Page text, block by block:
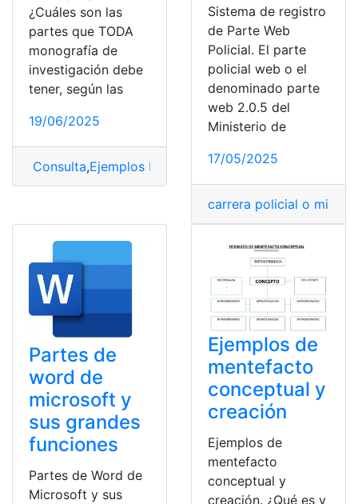
¿Cuáles son las
partes que TODA
monografía de
investigación debe
tener, según las
19/06/2025
Consulta,Ejemplos Monografías ,Monografías
Sistema de registro
de Parte Web
Policial. El parte
policial web o el
denominado parte
web 2.0.5 del
Ministerio de
17/05/2025
carrera policial o militar
Partes de
word de
microsoft y
sus grandes
funciones
Partes de Word de
Microsoft y sus
Ejemplos de
mentefacto
conceptual y
creación
Ejemplos de
mentefacto
conceptual y
creación. ¿Qué es y